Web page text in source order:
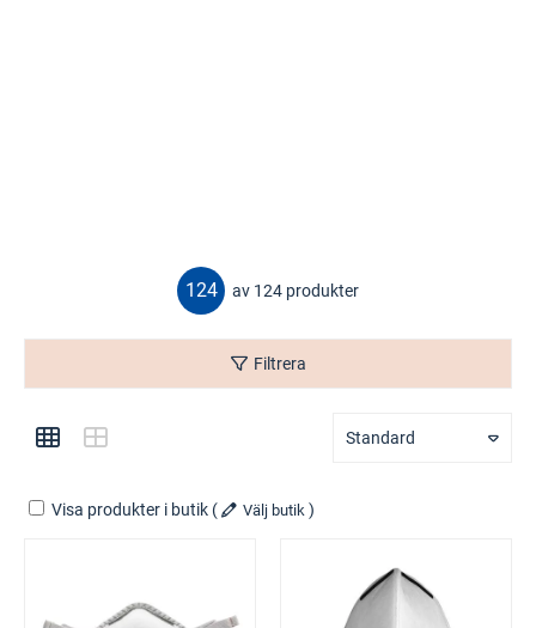
124 av 124 produkter
Filtrera
Standard
Visa produkter i butik ( Välj butik )